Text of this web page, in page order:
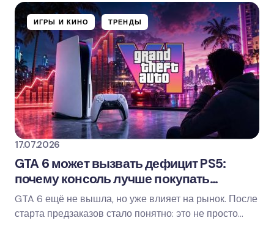
ИГРЫ И КИНО ТРЕНДЫ
17.07.2026
GTA 6 может вызвать дефицит PS5:
почему консоль лучше покупать
заранее
GTA 6 ещё не вышла, но уже влияет на рынок. После
старта предзаказов стало понятно: это не просто